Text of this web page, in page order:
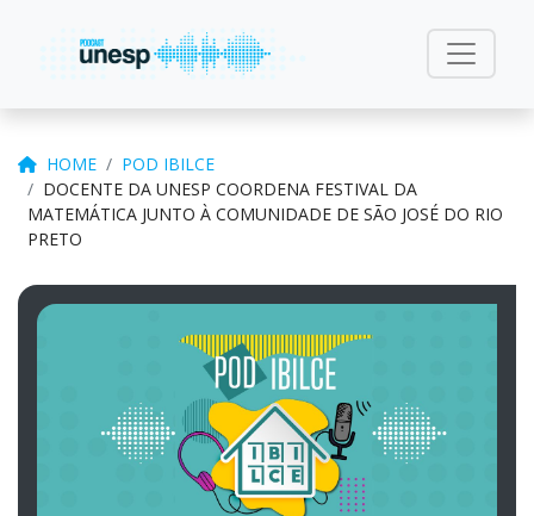
HOME
POD IBILCE
DOCENTE DA UNESP COORDENA FESTIVAL DA
MATEMÁTICA JUNTO À COMUNIDADE DE SÃO JOSÉ DO RIO
PRETO